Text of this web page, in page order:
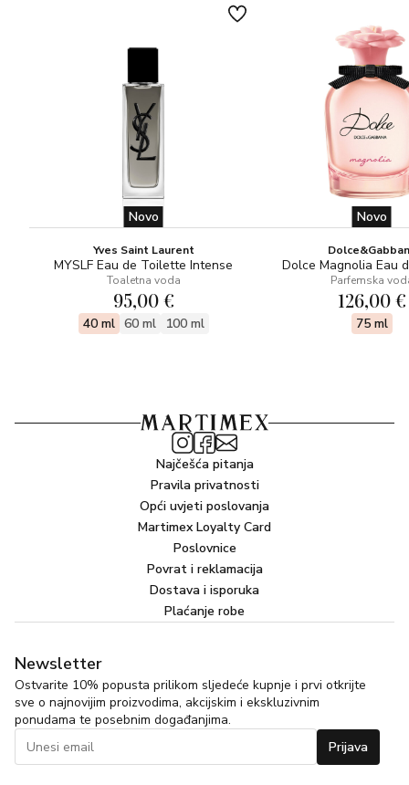
osmanthusa, ylang-ylanga, ruže, papirusa, vanilije, balzama
Novo
Yves Saint Laurent
MYSLF Eau de Toilette Intense
Toaletna voda
95,00 €
40 ml 60 ml 100 ml
Novo
Dolce Magnolia Eau
Parfemska
126,00 €
75 ml
Najčešća pitanja
Pravila privatnosti
Opći uvjeti poslovanja
Martimex Loyalty Card
Poslovnice
Povrat i reklamacija
Dostava i isporuka
Plaćanje robe
Newsletter
Ostvarite 10% popusta prilikom sljedeće kupnje i prvi otkrijte
sve o najnovijim proizvodima, akcijskim i ekskluzivnim
ponudama te posebnim događanjima.
Prijava